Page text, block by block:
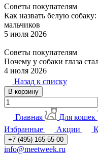
Советы покупателям
Как назвать белую
мальчиков
5 июля 2026
Советы покупателям
Почему у собаки глаза
4 июля 2026
Назад к списку
В корзину
Главная Для кошек
Избранные
Акции
+7 (495) 165-55-00
info@meetweek.ru